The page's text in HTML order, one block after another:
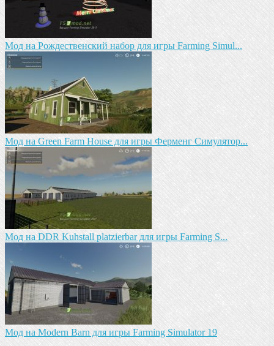
Мод на Рождественский набор для игры Farming Simul...
Мод на Green Farm House для игры Ферменг Симулятор...
Мод на DDR Kuhstall platzierbar для игры Farming S...
Мод на Modern Barn для игры Farming Simulator 19